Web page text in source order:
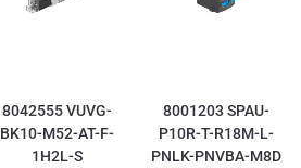
8042555 VUVG-
BK10-M52-AT-F-
1H2L-S
8001203 SPAU-
P10R-T-R18M-L-
PNLK-PNVBA-M8D